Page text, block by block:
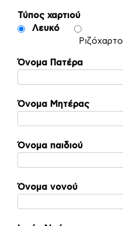
Τύπος χαρτιού
Λευκό
Ριζόχαρτο
Όνομα Πατέρα
Όνομα Μητέρας
Όνομα παιδιού
Όνομα νονού